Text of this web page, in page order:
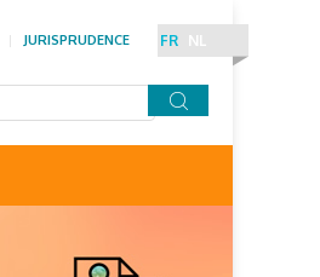
JURISPRUDENCE FR NL